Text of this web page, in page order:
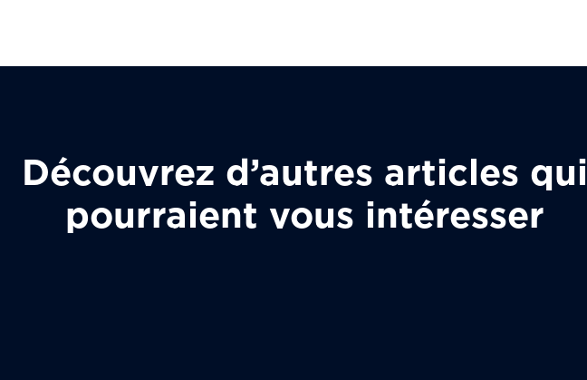
Découvrez d’autres articles qui
pourraient vous intéresser